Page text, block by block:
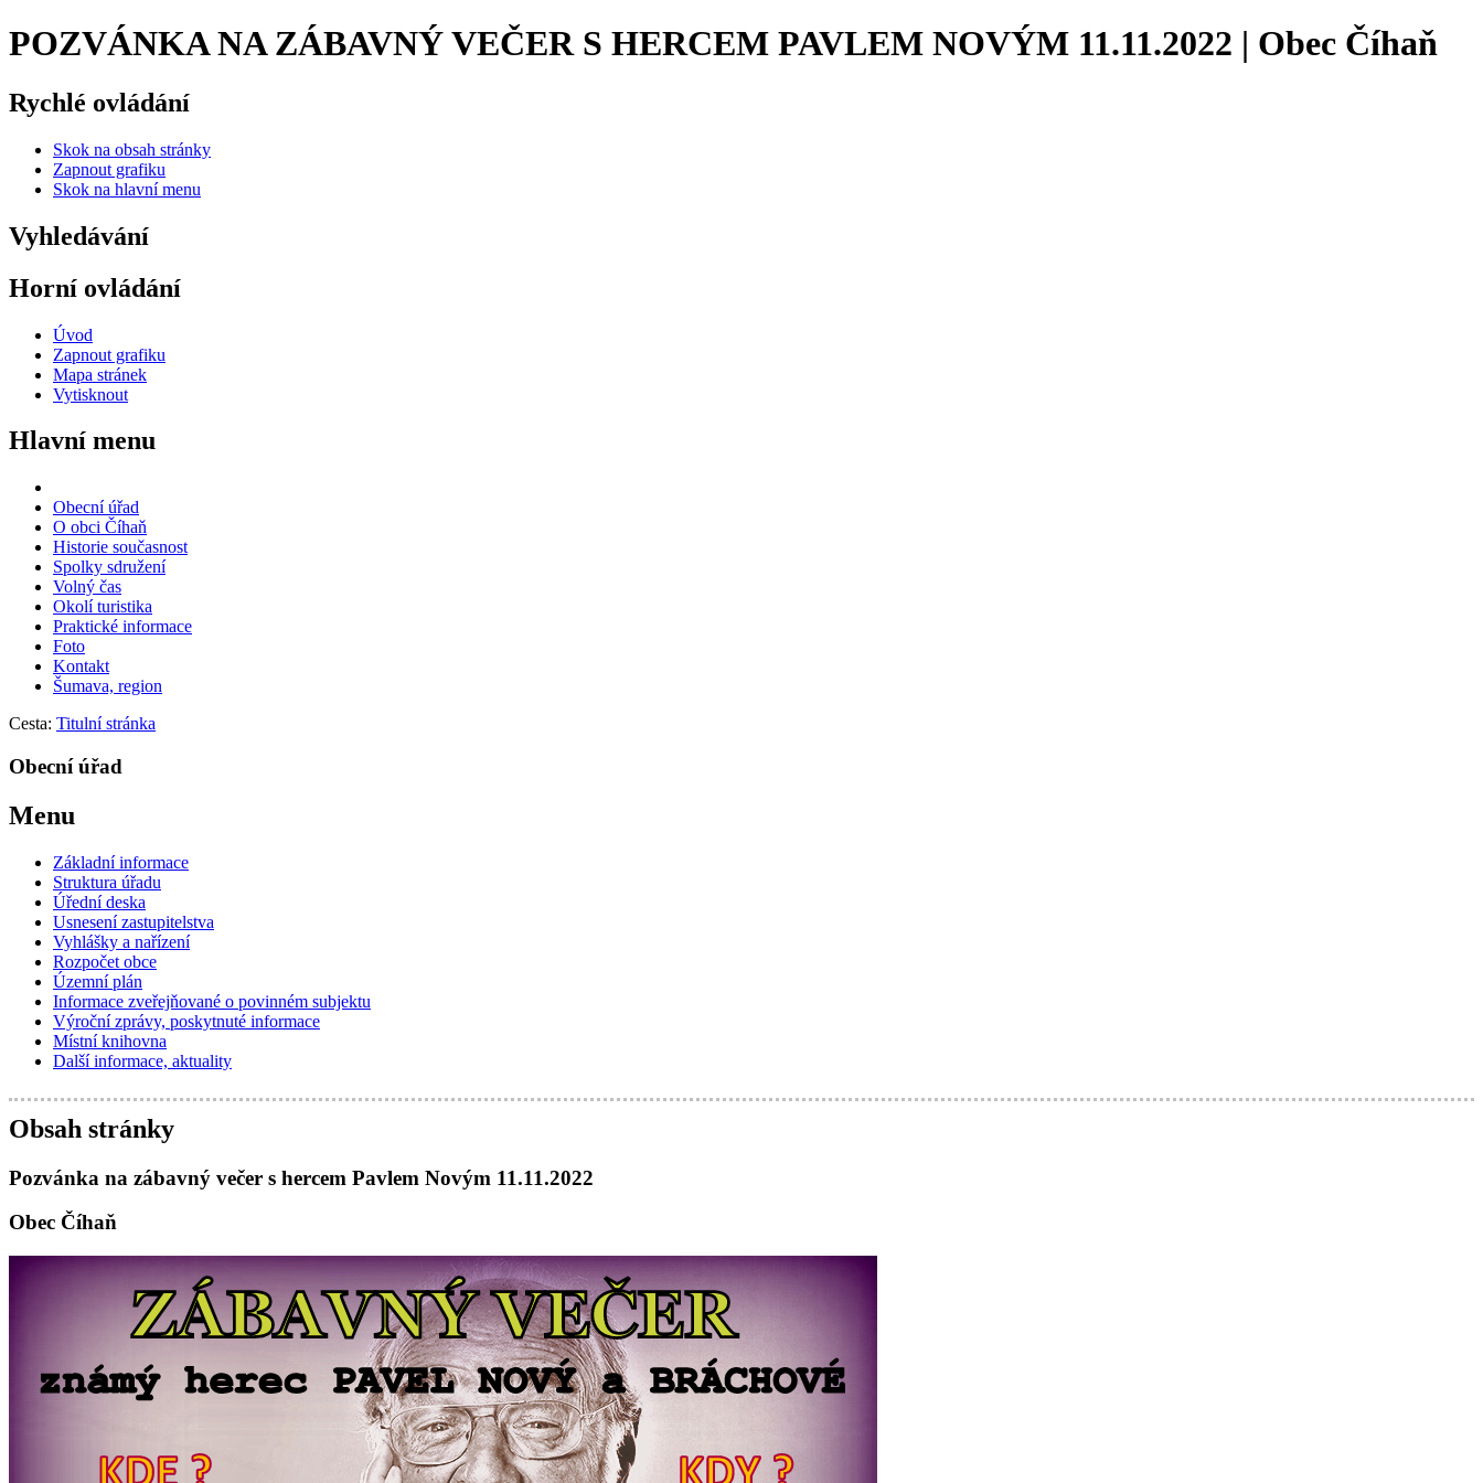
POZVÁNKA NA ZÁBAVNÝ VEČER S HERCEM PAVLEM NOVÝM 11.11.2022 | Obec Číhaň
Rychlé ovládání
Skok na obsah stránky
Zapnout grafiku
Skok na hlavní menu
Vyhledávání
Horní ovládání
Úvod
Zapnout grafiku
Mapa stránek
Vytisknout
Hlavní menu
Obecní úřad
O obci Číhaň
Historie současnost
Spolky sdružení
Volný čas
Okolí turistika
Praktické informace
Foto
Kontakt
Šumava, region
Cesta: Titulní stránka
Obecní úřad
Menu
Základní informace
Struktura úřadu
Úřední deska
Usnesení zastupitelstva
Vyhlášky a nařízení
Rozpočet obce
Územní plán
Informace zveřejňované o povinném subjektu
Výroční zprávy, poskytnuté informace
Místní knihovna
Další informace, aktuality
Obsah stránky
Pozvánka na zábavný večer s hercem Pavlem Novým 11.11.2022
Obec Číhaň